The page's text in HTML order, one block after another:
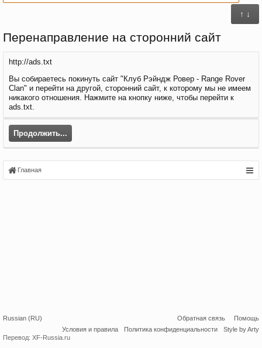
↑ ↓
Перенаправление на сторонний сайт
http://ads.txt
Вы собираетесь покинуть сайт "Клуб Рэйндж Ровер - Range Rover
Clan" и перейти на другой, сторонний сайт, к которому мы не имеем
никакого отношения. Нажмите на кнопку ниже, чтобы перейти к
ads.txt.
Продолжить...
Главная
Russian (RU) Обратная связь
Помощь
Условия и правила
Политика конфиденциальности
Style by Arty
Перевод: XF-Russia.ru